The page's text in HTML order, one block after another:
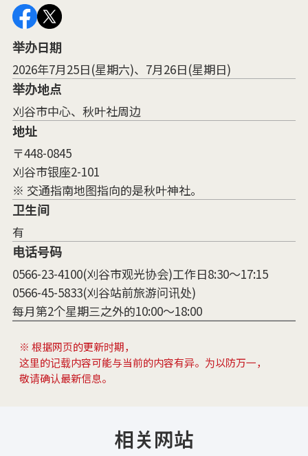
举办日期
2026年7月25日(星期六)、7月26日(星期日)
举办地点
刈谷市中心、秋叶社周边
地址
〒448-0845
刈谷市银座2-101
※ 交通指南地图指向的是秋叶神社。
卫生间
有
电话号码
0566-23-4100(刈谷市观光协会)工作日8:30～17:15
0566-45-5833(刈谷站前旅游问讯处)
每月第2个星期三之外的10:00～18:00
※ 根据网页的更新时期，
这里的记载内容可能与当前的内容有异。为以防万一，
敬请确认最新信息。
相关网站